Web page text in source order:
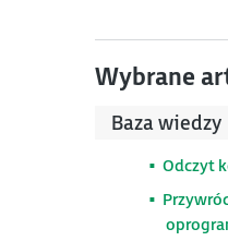
Wybrane
Baza wiedzy
Odczyt